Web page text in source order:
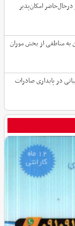
امکان‌پذیر
به مناطقی از بخش موران
در پایداری صادرات